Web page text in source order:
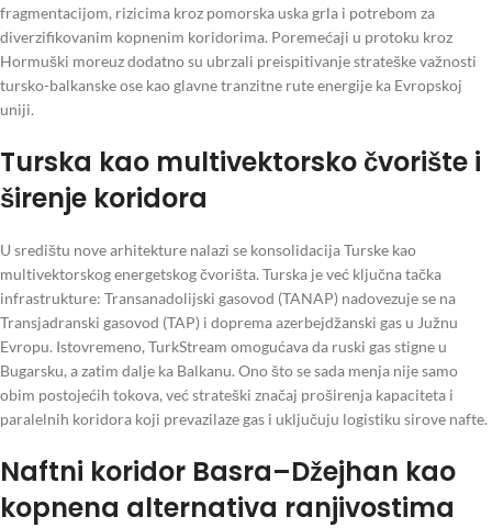
fragmentacijom, rizicima kroz pomorska uska grla i potrebom za
diverzifikovanim kopnenim koridorima. Poremećaji u protoku kroz
Hormuški moreuz dodatno su ubrzali preispitivanje strateške važnosti
tursko-balkanske ose kao glavne tranzitne rute energije ka Evropskoj
uniji.
Turska kao multivektorsko čvorište i
širenje koridora
U središtu nove arhitekture nalazi se konsolidacija Turske kao
multivektorskog energetskog čvorišta. Turska je već ključna tačka
infrastrukture: Transanadolijski gasovod (TANAP) nadovezuje se na
Transjadranski gasovod (TAP) i doprema azerbejdžanski gas u Južnu
Evropu. Istovremeno, TurkStream omogućava da ruski gas stigne u
Bugarsku, a zatim dalje ka Balkanu. Ono što se sada menja nije samo
obim postojećih tokova, već strateški značaj proširenja kapaciteta i
paralelnih koridora koji prevazilaze gas i uključuju logistiku sirove nafte.
Naftni koridor Basra–Džejhan kao
kopnena alternativa ranjivostima